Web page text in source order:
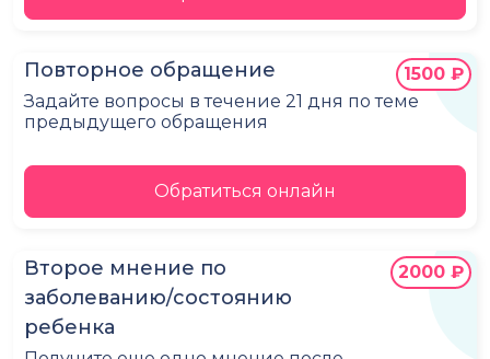
Повторное обращение
Задайте вопросы в течение 21 дня по теме
предыдущего обращения
1500 ₽
Обратиться онлайн
Второе мнение по
заболеванию/состоянию
ребенка
2000 ₽